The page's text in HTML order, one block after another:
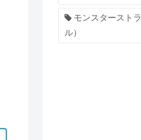
モンスタースト
ル）